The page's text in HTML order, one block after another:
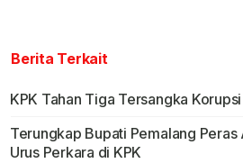
Berita Terkait
KPK Tahan Tiga Tersangka
Terungkap Bupati Pemalang Peras
Urus Perkara di KPK